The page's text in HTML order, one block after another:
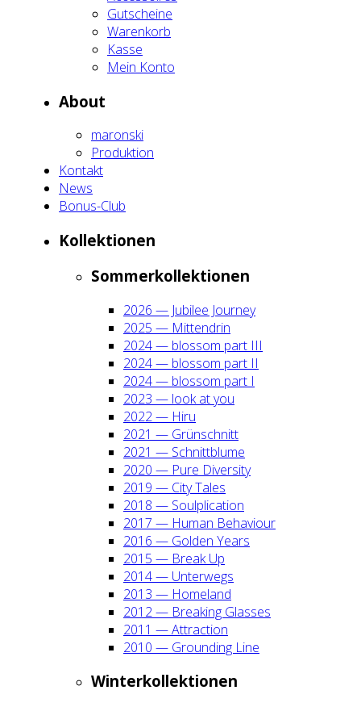
Gut­schei­ne
Waren­korb
Kas­se
Mein Kon­to
About
maron­ski
Pro­duk­ti­on
Kon­takt
News
Bonus-Club
Kol­lek­tio­nen
Som­mer­kol­lek­tio­nen
2026 — Jubi­lee Jour­ney
2025 — Mit­ten­drin
2024 — blos­som part III
2024 — blos­som part II
2024 — blos­som part I
2023 — look at you
2022 — Hiru
2021 — Grün­schnitt
2021 — Schnitt­blu­me
2020 — Pure Diver­si­ty
2019 — City Tales
2018 — Soul­pli­ca­ti­on
2017 — Human Beha­viour
2016 — Gol­den Years
2015 — Break Up
2014 — Unter­wegs
2013 — Home­land
2012 — Brea­king Glas­ses
2011 — Attrac­tion
2010 — Groun­ding Line
Win­ter­kol­lek­tio­nen